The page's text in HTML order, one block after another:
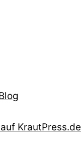
KrautPress.de